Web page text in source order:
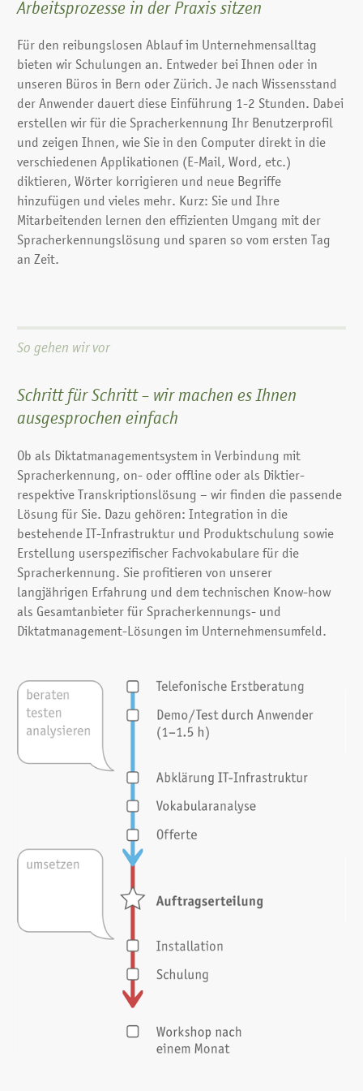
phonetischen Schreibweise von Abkürzungen oder
Wortschatz wird dann mit Ihren Kontexten verbunden und
in Ihr Sprachprofil implementiert. So ist unsere
Spracherkennungslösung optimal auf Ihr Fachgebiet bzw.
Ihren Sprachgebrauch angepasst.
Arbeitsprozesse in der Praxis sitzen
Für den reibungslosen Ablauf im Unternehmensalltag
bieten wir Schulungen an. Entweder bei Ihnen oder in
unseren Büros in Bern oder Zürich. Je nach Wissensstand
der Anwender dauert diese Einführung 1-2 Stunden. Dabei
erstellen wir für die Spracherkennung Ihr Benutzerprofil
und zeigen Ihnen, wie Sie in den Computer direkt in die
verschiedenen Applikationen (E-Mail, Word, etc.)
diktieren, Wörter korrigieren und neue Begriffe
hinzufügen und vieles mehr. Kurz: Sie und Ihre
Mitarbeitenden lernen den effizienten Umgang mit der
Spracherkennungslösung und sparen so vom ersten Tag
an Zeit.
So gehen wir vor
Schritt für Schritt – wir machen es Ihnen
ausgesprochen einfach
Ob als Diktatmanagementsystem in Verbindung mit
Spracherkennung, on- oder offline oder als Diktier-
respektive Transkriptionslösung – wir finden die passende
Lösung für Sie. Dazu gehören: Integration in die
bestehende IT-Infrastruktur und Produktschulung sowie
Erstellung userspezifischer Fachvokabulare für die
Spracherkennung. Sie profitieren von unserer
langjährigen Erfahrung und dem technischen Know-how
als Gesamtanbieter für Spracherkennungs- und
Diktatmanagement-Lösungen im Unternehmensumfeld.